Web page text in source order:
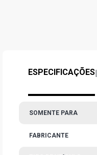
ESPECIFICAÇÕES|
SOMENTE PARA
FABRICANTE